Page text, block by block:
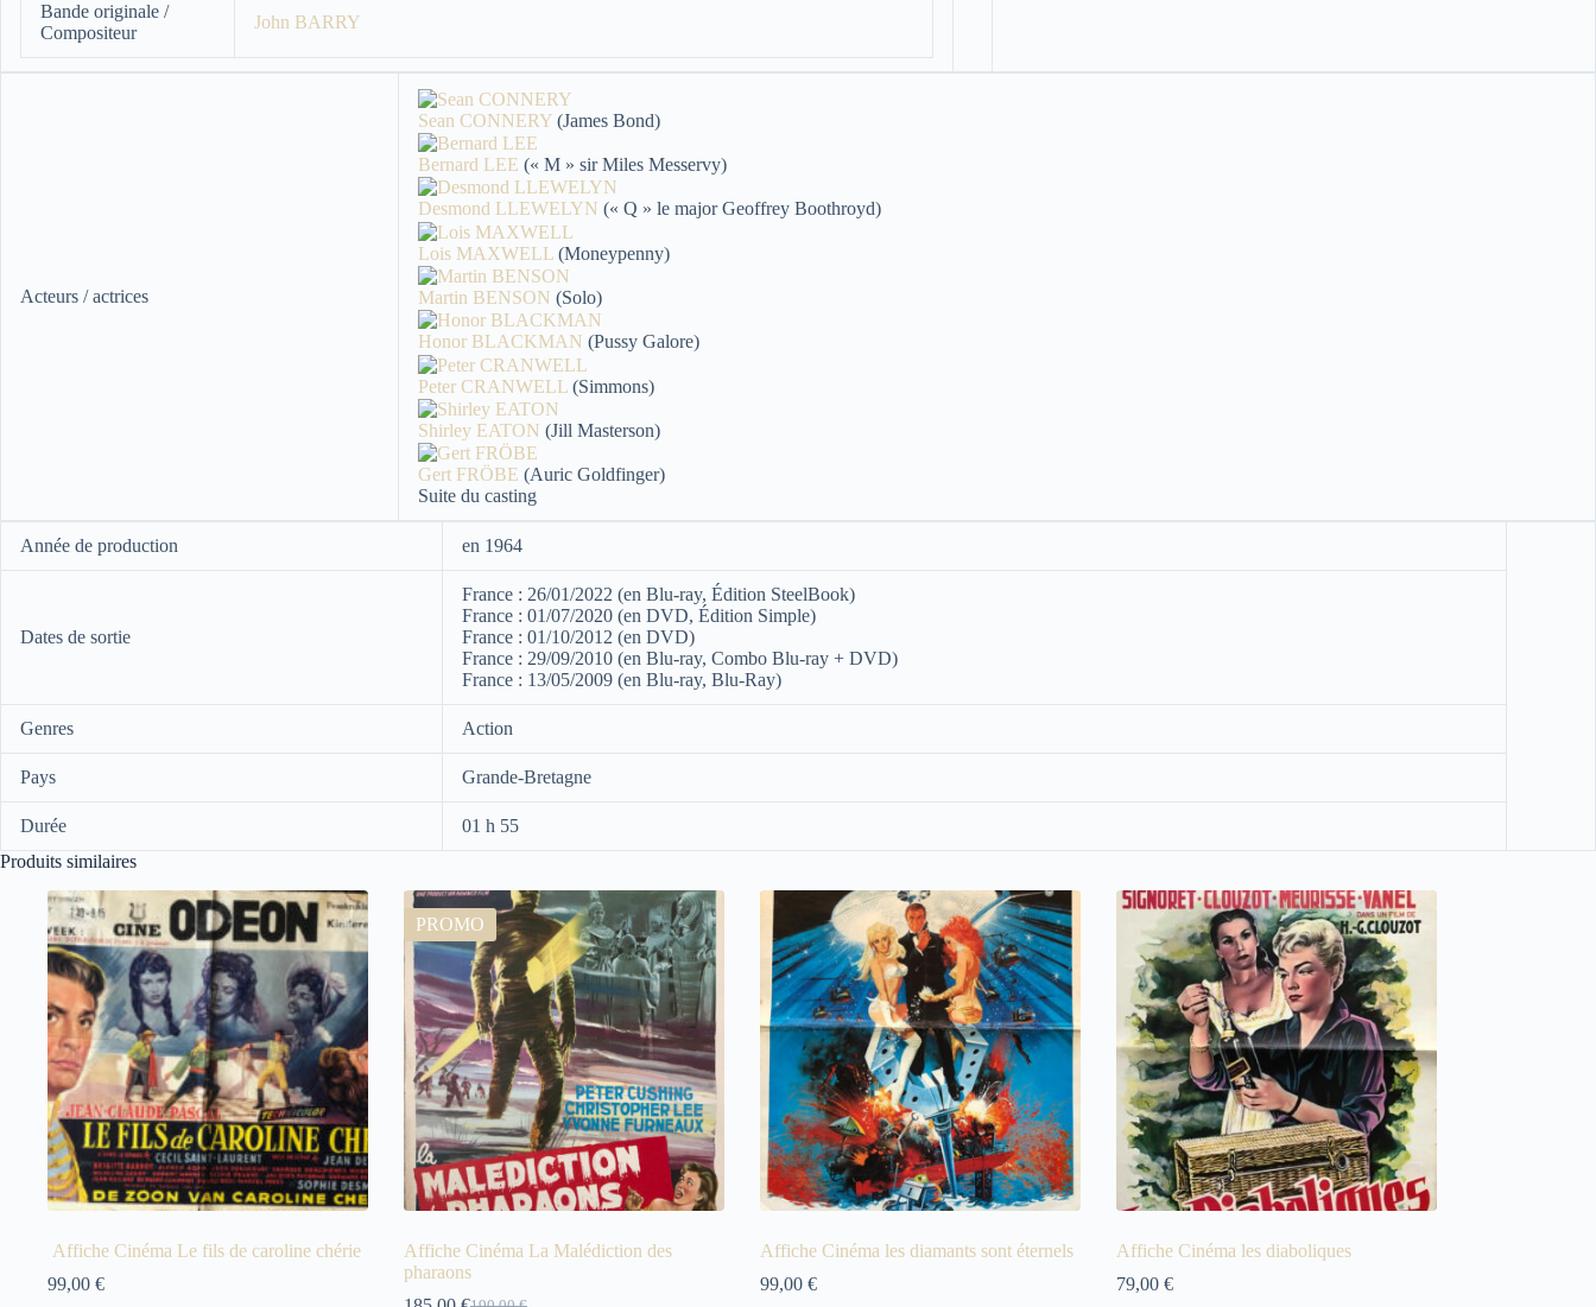
Bande originale /
Compositeur
John BARRY
Acteurs / actrices
Sean CONNERY (James Bond)
Bernard LEE (« M » sir Miles Messervy)
Desmond LLEWELYN (« Q » le major Geoffrey Boothroyd)
Lois MAXWELL (Moneypenny)
Martin BENSON (Solo)
Honor BLACKMAN (Pussy Galore)
Peter CRANWELL (Simmons)
Shirley EATON (Jill Masterson)
Gert FRÖBE (Auric Goldfinger)
Suite du casting
Année de production en 1964
Dates de sortie
France : 26/01/2022 (en Blu-ray, Édition SteelBook)
France : 01/07/2020 (en DVD, Édition Simple)
France : 01/10/2012 (en DVD)
France : 29/09/2010 (en Blu-ray, Combo Blu-ray + DVD)
France : 13/05/2009 (en Blu-ray, Blu-Ray)
Genres Action
Pays Grande-Bretagne
Durée
01 h 55
Produits similaires
Affiche Cinéma Le fils de caroline chérie
99,00 €
PROMO
Affiche Cinéma La Malédiction des
pharaons
Affiche Cinéma les diamants sont éternels
99,00 €
Affiche Cinéma les diaboliques
79,00 €